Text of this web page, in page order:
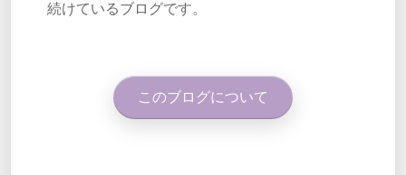
続けているブログです。
このブログについて